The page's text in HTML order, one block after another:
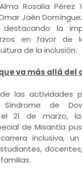
Rosalía Pérez
Jaén
la
en favor de
de la inclusión.
va más allá del
las actividades
Síndrome de
21 de marzo,
de Misantla
inclusiva,